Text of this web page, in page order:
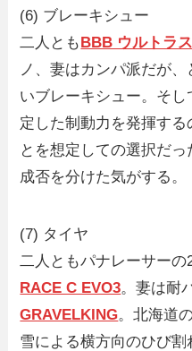
(6) ブレーキシュー
二人ともBBB ウルトラ
ノ、妻はカンパ派だが
いブレーキシュー。そ
定した制動力を発揮する
とを想定しての選択だ
成否を分けた気がする。
(7) タイヤ
二人ともパナレーサー
RACE C EVO3。妻は耐
GRAVELKING。北海道
雪による横方向のひび